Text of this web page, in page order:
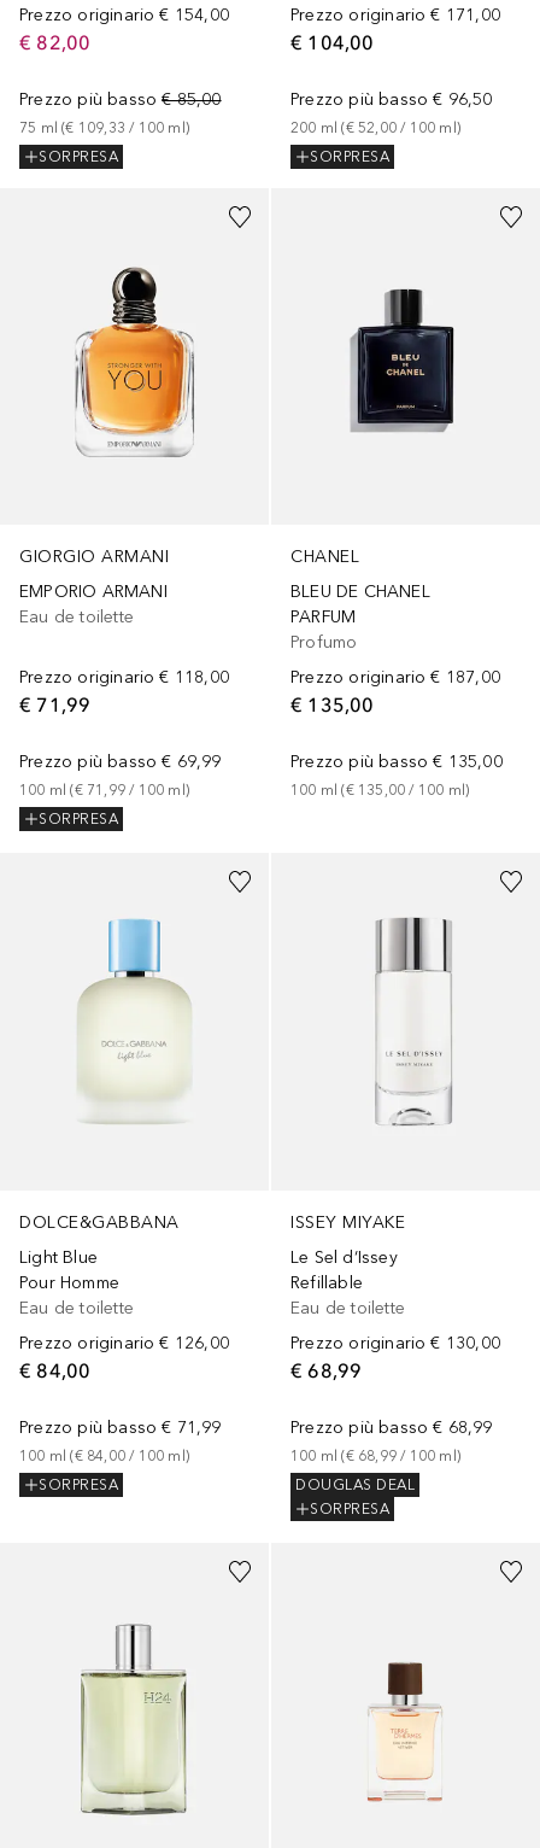
Prezzo originario € 154,00
€ 82,00
Prezzo più basso € 85,00
75 ml (€ 109,33 / 100 ml )
SORPRESA
Prezzo originario € 171,00
€ 104,00
Prezzo più basso € 96,50
200 ml (€ 52,00 / 100 ml )
SORPRESA
GIORGIO ARMANI
EMPORIO ARMANI
Eau de toilette
Prezzo originario € 118,00
€ 71,99
Prezzo più basso € 69,99
100 ml (€ 71,99 / 100 ml )
SORPRESA
CHANEL
BLEU DE CHANEL
PARFUM
Profumo
Prezzo originario € 187,00
€ 135,00
Prezzo più basso € 135,00
100 ml (€ 135,00 / 100 ml)
DOLCE&GABBANA
Light Blue
Pour Homme
Eau de toilette
Prezzo originario € 126,00
€ 84,00
Prezzo più basso € 71,99
100 ml (€ 84,00 / 100 ml)
SORPRESA
ISSEY MIYAKE
Le Sel d‘Issey
Refillable
Eau de toilette
Prezzo originario € 130,00
€ 68,99
Prezzo più basso € 68,99
100 ml (€ 68,99 / 100 ml)
DOUGLAS DEAL
SORPRESA